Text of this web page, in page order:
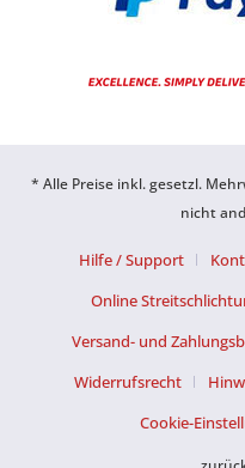
* Alle Preise inkl. gesetzl.
nicht
Hilfe / Support
Online
Versand- und
Widerrufsrecht
Cookie-